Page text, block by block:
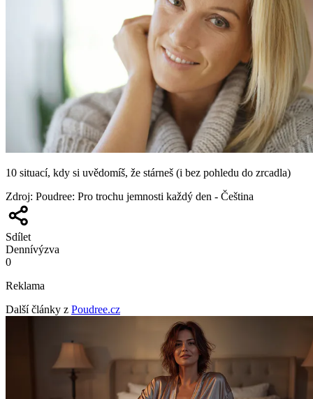
10 situací, kdy si uvědomíš, že stárneš (i bez pohledu do zrcadla)
Zdroj: Poudree: Pro trochu jemnosti každý den - Čeština
Sdílet
Dennívýzva
0
Reklama
Další články z Poudree.cz